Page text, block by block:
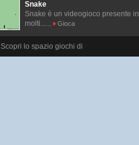
Snake
Snake è un videogioco presente in
molti......
Gioca
Scopri lo spazio giochi di